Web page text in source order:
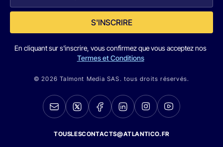
S'INSCRIRE
En cliquant sur s'inscrire, vous confirmez que vous acceptez nos
Termes et Conditions
© 2026 Talmont Media SAS. tous droits réservés.
TOUSLESCONTACTS@ATLANTICO.FR